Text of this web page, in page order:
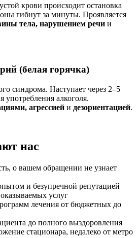
крови происходит остановка
гибнут за минуты. Проявляется
тела, нарушением речи и
(белая горячка)
синдрома. Наступает через 2–5
употребления алкоголя.
агрессией и дезориентацией.
нас
о вашем обращении не узнает
и безупречной репутацией
услуг
лечения от бюджетных до
до полного выздоровления
стационара, недалеко от метро